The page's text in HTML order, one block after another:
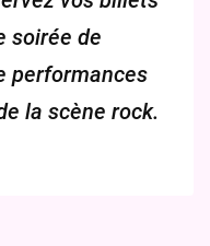
soirée de
performances
la scène rock.